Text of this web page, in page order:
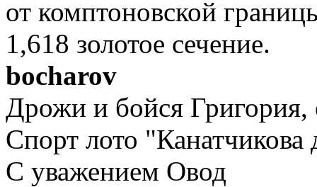
от комптоновской
1,618 золотое сечение.
bocharov
Дрожи и бойся Григория,
Спорт лото
С уважением Овод